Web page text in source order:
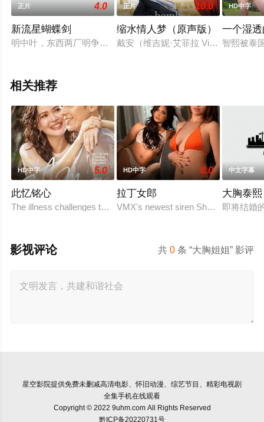
正片 4.0
新流星蝴蝶剑
明中叶，东西两厂明争暗斗不断。东厂曹公公手下养了三大高
正片 10.0
缩水情人梦（原声版）
戴安（维吉妮·艾菲拉 Virginie Efira
HD中字
一个湿
智熙被泰
相关推荐
HD中字 5.0
此忆铭心
The illness challenges the couple's love in a way they never
HD中字 8.0
拉丁女郎
VMX's newest siren Shalanie De
中文字幕
大胸泰熙
即将结婚
共0 条 “大胸姐姐” 影评
影视评论
星空影院提供免费未删减高清电影、怀旧动漫、综艺节目、精彩电视剧
全集手机在线观看
Copyright © 2022 9uhm.com All Rights Reserved
黔ICP备20220731号